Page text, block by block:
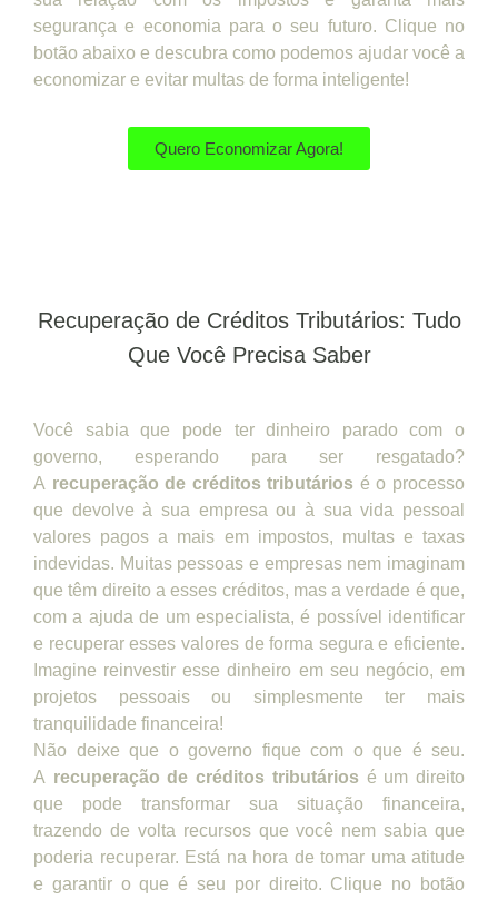
segurança e economia para o seu futuro. Clique no
botão abaixo e descubra como podemos ajudar você a
economizar e evitar multas de forma inteligente!
Quero Economizar Agora!
Recuperação de Créditos Tributários: Tudo
Que Você Precisa Saber
Você sabia que pode ter dinheiro parado com o
governo, esperando para ser resgatado?
A recuperação de créditos tributários é o processo
que devolve à sua empresa ou à sua vida pessoal
valores pagos a mais em impostos, multas e taxas
indevidas. Muitas pessoas e empresas nem imaginam
que têm direito a esses créditos, mas a verdade é que,
com a ajuda de um especialista, é possível identificar
e recuperar esses valores de forma segura e eficiente.
Imagine reinvestir esse dinheiro em seu negócio, em
projetos pessoais ou simplesmente ter mais
tranquilidade financeira!
Não deixe que o governo fique com o que é seu.
A recuperação de créditos tributários é um direito
que pode transformar sua situação financeira,
trazendo de volta recursos que você nem sabia que
poderia recuperar. Está na hora de tomar uma atitude
e garantir o que é seu por direito. Clique no botão